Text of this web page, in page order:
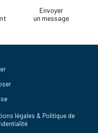
Envoyer
un message
légales & Politique de